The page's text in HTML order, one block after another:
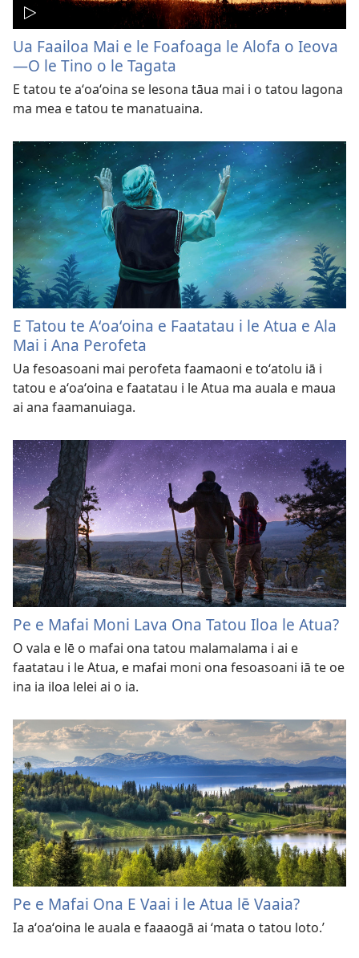
Ua Faailoa Mai e le Foafoaga le Alofa o Ieova
—O le Tino o le Tagata
E tatou te aʻoaʻoina se lesona tāua mai i o tatou lagona
ma mea e tatou te manatuaina.
E Tatou te Aʻoaʻoina e Faatatau i le Atua e Ala
Mai i Ana Perofeta
Ua fesoasoani mai perofeta faamaoni e toʻatolu iā i
tatou e aʻoaʻoina e faatatau i le Atua ma auala e maua
ai ana faamanuiaga.
Pe e Mafai Moni Lava Ona Tatou Iloa le Atua?
O vala e lē o mafai ona tatou malamalama i ai e
faatatau i le Atua, e mafai moni ona fesoasoani iā te oe
ina ia iloa lelei ai o ia.
Pe e Mafai Ona E Vaai i le Atua lē Vaaia?
Ia aʻoaʻoina le auala e faaaogā ai ‘mata o tatou loto.’